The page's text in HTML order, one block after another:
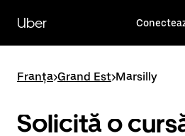
direct
conținutul
principal
Uber
Franța>Grand Est>Marsilly
Solicită o